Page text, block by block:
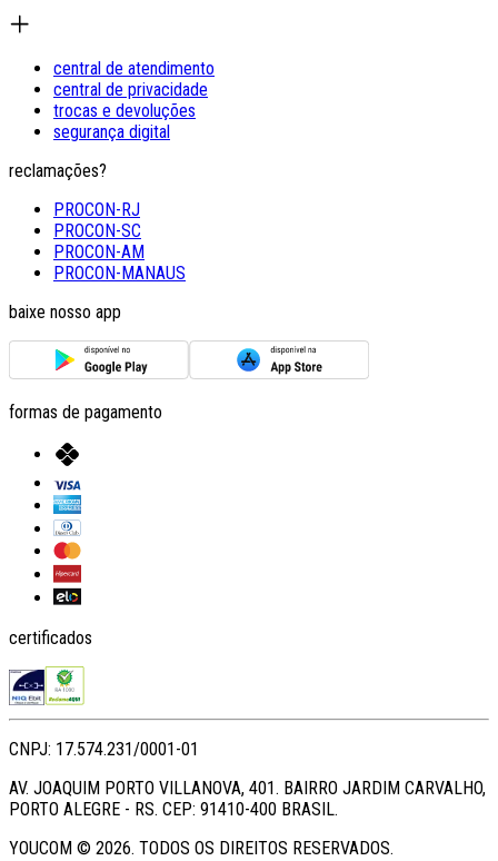
central de atendimento
central de privacidade
trocas e devoluções
segurança digital
reclamações?
PROCON-RJ
PROCON-SC
PROCON-AM
PROCON-MANAUS
baixe nosso app
formas de pagamento
certificados
CNPJ: 17.574.231/0001-01
AV. JOAQUIM PORTO VILLANOVA, 401. BAIRRO JARDIM CARVALHO,
PORTO ALEGRE - RS. CEP: 91410-400 BRASIL.
YOUCOM © 2026. TODOS OS DIREITOS RESERVADOS.